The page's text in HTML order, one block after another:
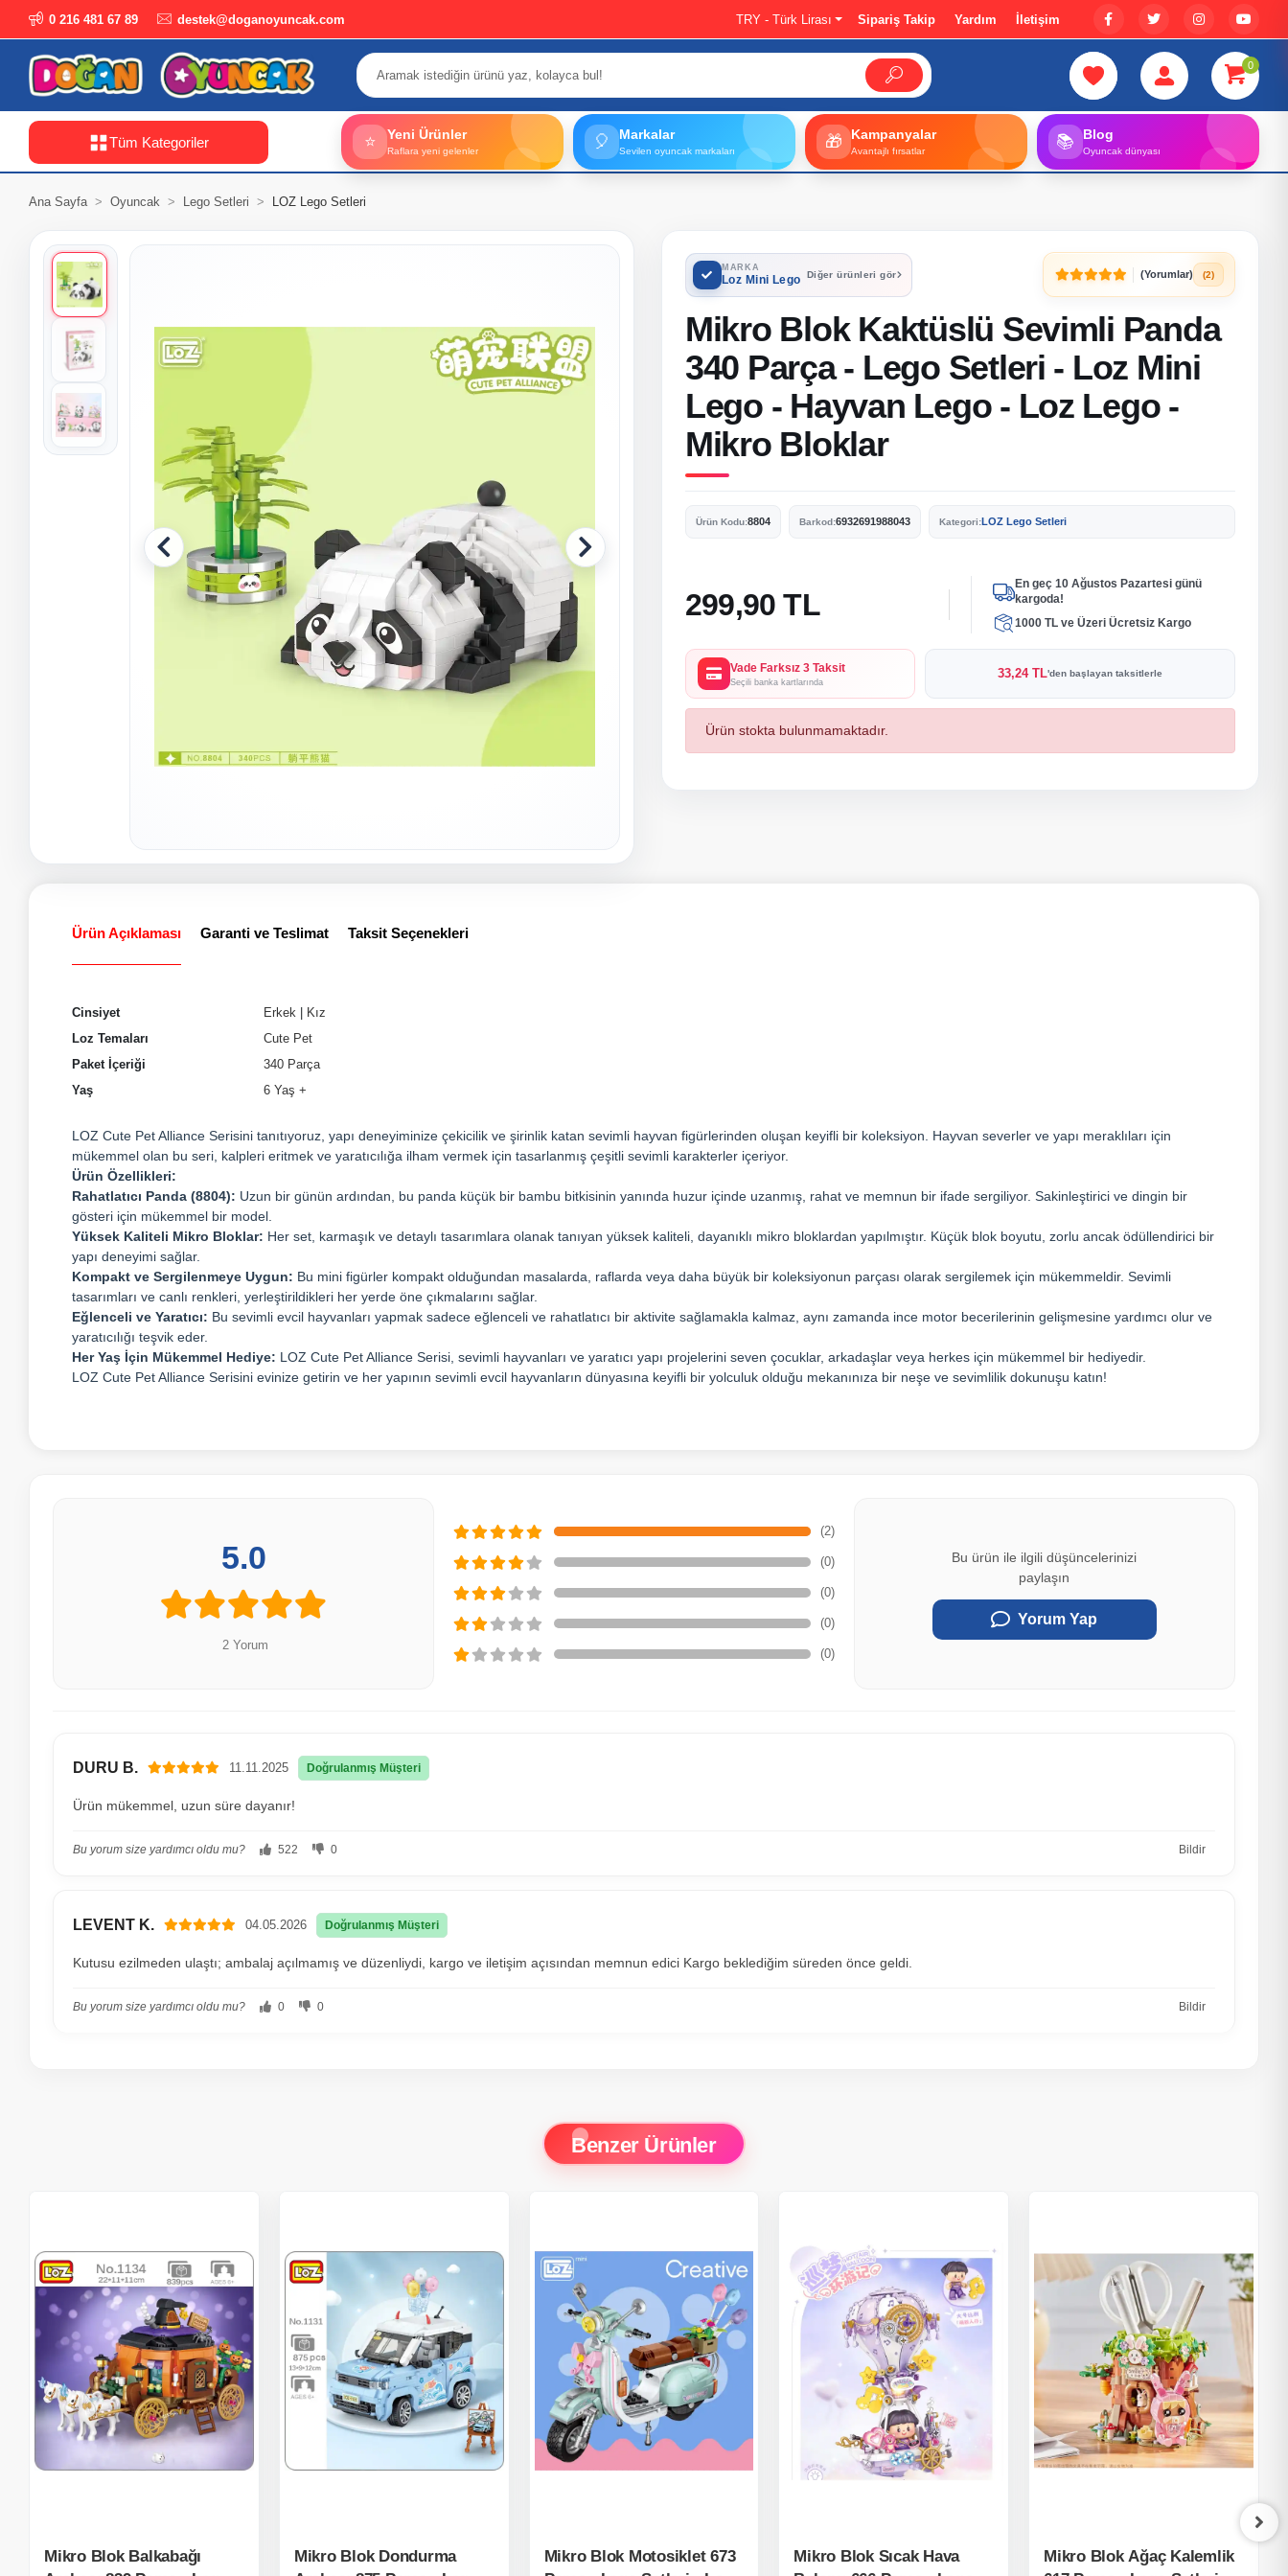
0 216 481 67 89 destek@doganoyuncak.com TRY - Türk Lirası Sipariş Takip Yardım İletişim
0
Tüm Kategoriler ⭐ Yeni Ürünler
Raflara yeni gelenler 🎈 Markalar
Sevilen oyuncak markaları 🎁 Kampanyalar
Avantajlı fırsatlar 📚 Blog
Oyuncak dünyası
Ana Sayfa Oyuncak Lego Setleri LOZ Lego Setleri
MARKA
Loz Mini Lego Diğer ürünleri gör (Yorumlar) (2)
Mikro Blok Kaktüslü Sevimli Panda
340 Parça - Lego Setleri - Loz Mini
Lego - Hayvan Lego - Loz Lego -
Mikro Bloklar
Ürün Kodu:8804 Barkod:6932691988043 Kategori:LOZ Lego Setleri
299,90 TL
En geç 10 Ağustos Pazartesi günü
kargoda!
1000 TL ve Üzeri Ücretsiz Kargo
Vade Farksız 3 Taksit
Seçili banka kartlarında
33,24 TL'den başlayan taksitlerle
Ürün stokta bulunmamaktadır.
Ürün Açıklaması Garanti ve Teslimat Taksit Seçenekleri
Cinsiyet Erkek | Kız
Loz Temaları
Cute Pet
Paket İçeriği
340 Parça
Yaş
6 Yaş +
LOZ Cute Pet Alliance Serisini tanıtıyoruz, yapı deneyiminize çekicilik ve şirinlik katan sevimli hayvan figürlerinden oluşan keyifli bir koleksiyon. Hayvan severler ve yapı meraklıları için
mükemmel olan bu seri, kalpleri eritmek ve yaratıcılığa ilham vermek için tasarlanmış çeşitli sevimli karakterler içeriyor.
Ürün Özellikleri:
Rahatlatıcı Panda (8804): Uzun bir günün ardından, bu panda küçük bir bambu bitkisinin yanında huzur içinde uzanmış, rahat ve memnun bir ifade sergiliyor. Sakinleştirici ve dingin bir
gösteri için mükemmel bir model.
Yüksek Kaliteli Mikro Bloklar: Her set, karmaşık ve detaylı tasarımlara olanak tanıyan yüksek kaliteli, dayanıklı mikro bloklardan yapılmıştır. Küçük blok boyutu, zorlu ancak ödüllendirici bir
yapı deneyimi sağlar.
Kompakt ve Sergilenmeye Uygun: Bu mini figürler kompakt olduğundan masalarda, raflarda veya daha büyük bir koleksiyonun parçası olarak sergilemek için mükemmeldir. Sevimli
tasarımları ve canlı renkleri, yerleştirildikleri her yerde öne çıkmalarını sağlar.
Eğlenceli ve Yaratıcı: Bu sevimli evcil hayvanları yapmak sadece eğlenceli ve rahatlatıcı bir aktivite sağlamakla kalmaz, aynı zamanda ince motor becerilerinin gelişmesine yardımcı olur ve
yaratıcılığı teşvik eder.
Her Yaş İçin Mükemmel Hediye: LOZ Cute Pet Alliance Serisi, sevimli hayvanları ve yaratıcı yapı projelerini seven çocuklar, arkadaşlar veya herkes için mükemmel bir hediyedir.
LOZ Cute Pet Alliance Serisini evinize getirin ve her yapının sevimli evcil hayvanların dünyasına keyifli bir yolculuk olduğu mekanınıza bir neşe ve sevimlilik dokunuşu katın!
5.0
2 Yorum
(2)
(0)
(0)
(0)
(0)
Bu ürün ile ilgili düşüncelerinizi
paylaşın
Yorum Yap
DURU B. 11.11.2025 Doğrulanmış Müşteri
Ürün mükemmel, uzun süre dayanır!
Bu yorum size yardımcı oldu mu? 522 0 Bildir
LEVENT K. 04.05.2026 Doğrulanmış Müşteri
Kutusu ezilmeden ulaştı; ambalaj açılmamış ve düzenliydi, kargo ve iletişim açısından memnun edici Kargo beklediğim süreden önce geldi.
Bu yorum size yardımcı oldu mu? 0 0 Bildir
Benzer Ürünler
Mikro Blok Balkabağı
Mikro Blok Dondurma
Mikro Blok Motosiklet 673
Mikro Blok Sıcak Hava
Mikro Blok Ağaç Kalemlik